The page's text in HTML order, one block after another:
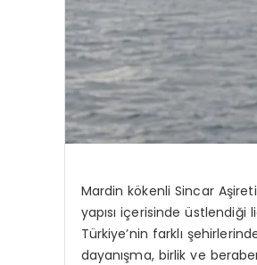
Mardin kökenli Sincar
yapısı içerisinde
Türkiye’nin farklı
dayanışma, birlik ve